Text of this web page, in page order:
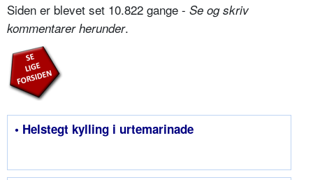
Siden er blevet set 10.822 gange - Se og skriv
kommentarer herunder.
• Helstegt kylling i urtemarinade